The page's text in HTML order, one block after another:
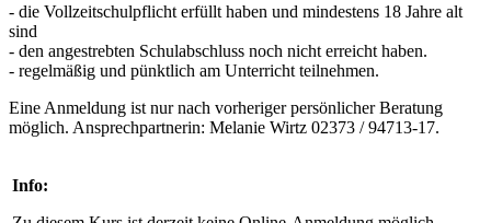
- die Vollzeitschulpflicht erfüllt haben und mindestens 18 Jahre alt
sind
- den angestrebten Schulabschluss noch nicht erreicht haben.
- regelmäßig und pünktlich am Unterricht teilnehmen.
Eine Anmeldung ist nur nach vorheriger persönlicher Beratung
möglich. Ansprechpartnerin: Melanie Wirtz 02373 / 94713-17.
Info: